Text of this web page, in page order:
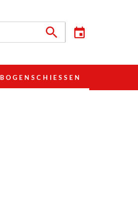
BOGENSCHIESSEN